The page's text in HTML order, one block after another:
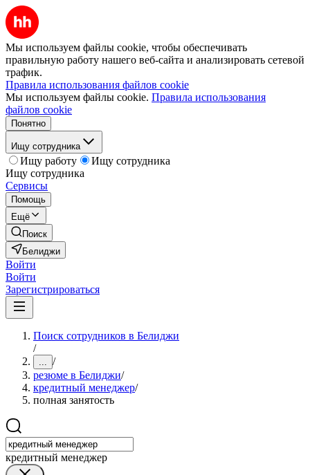
Мы используем файлы cookie, чтобы обеспечивать
правильную работу нашего веб-сайта и анализировать сетевой
трафик.
Правила использования файлов cookie
Мы используем файлы cookie. Правила использования
файлов cookie
Понятно
Ищу сотрудника
Ищу работу
Ищу сотрудника
Ищу сотрудника
Сервисы
Помощь
Ещё
Поиск
Белиджи
Войти
Войти
Зарегистрироваться
Поиск сотрудников в Белиджи
/
... /
резюме в Белиджи/
кредитный менеджер/
полная занятость
кредитный менеджер